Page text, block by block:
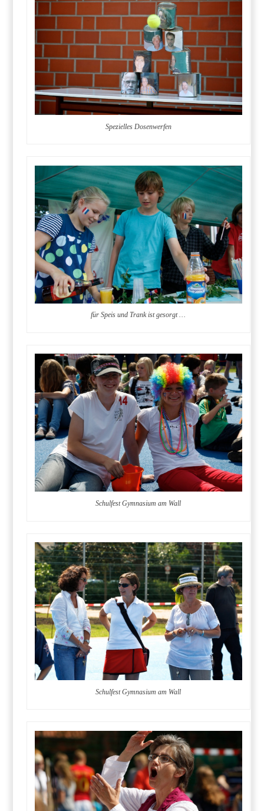
Spezielles Dosenwerfen
für Speis und Trank ist gesorgt …
Schulfest Gymnasium am Wall
Schulfest Gymnasium am Wall